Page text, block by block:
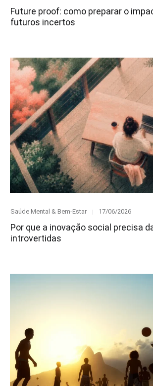
Future proof: como preparar o
futuros incertos
Category
Saúde Mental & Bem-Estar
Posted
17/06/2026
Por que a inovação social precisa
introvertidas